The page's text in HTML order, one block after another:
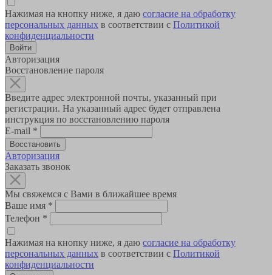
Нажимая на кнопку ниже, я даю согласие на обработку
персональных данных в соответствии с Политикой
конфиденциальности
Авторизация
Восстановление пароля
Введите адрес электронной почты, указанный при
регистрации. На указанный адрес будет отправлена
инструкция по восстановлению пароля
E-mail *
Авторизация
Заказать звонок
Мы свяжемся с Вами в ближайшее время
Ваше имя *
Телефон *
Нажимая на кнопку ниже, я даю согласие на обработку
персональных данных в соответствии с Политикой
конфиденциальности